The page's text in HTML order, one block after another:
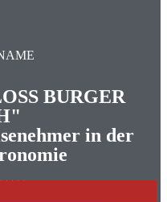
BURGER
in der